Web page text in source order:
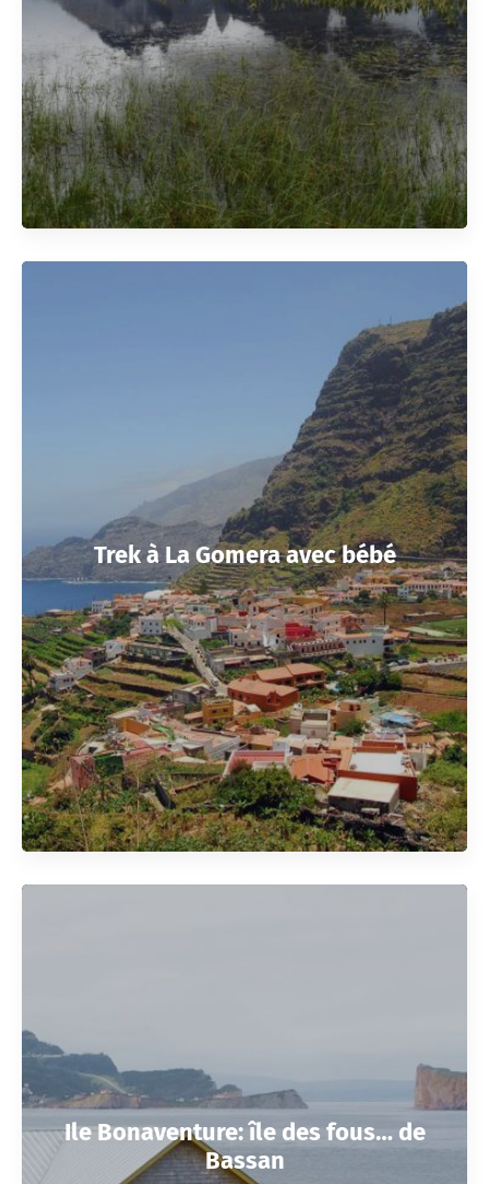
Trek à La Gomera avec bébé
Ile Bonaventure: île des fous… de
Bassan